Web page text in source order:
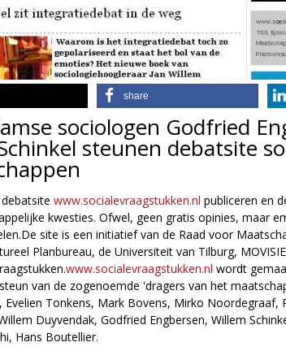
share
sociologen Godfried
steunen debatsite
www.socialevraagstukken.nl publiceren en
kwesties. Ofwel, geen gratis opinies, maar
site is een initiatief van de Raad voor
Planbureau, de Universiteit van Tilburg,
www.socialevraagstukken.nl wordt
van de zogenoemde 'dragers van het
Evelien Tonkens, Mark Bovens, Mirko Noordegraaf,
Duyvendak, Godfried Engbersen, Willem
Hans Boutellier.